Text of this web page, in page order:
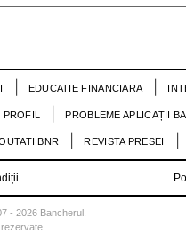
EDUCATIE FINANCIARA
PROFIL PROBLEME APLICAȚII
BNR REVISTA PRESEI
- 2026 Bancherul.